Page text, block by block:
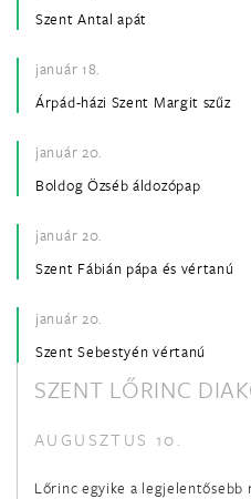
Szent Antal apát
január 18.
Árpád-házi Szent Margit szűz
január 20.
Boldog Özséb áldozópap
január 20.
Szent Fábián pápa és vértanú
január 20.
Szent Sebestyén vértanú
január 21.
Szent Ágnes szűz és vértanú
január 22.
SZENT LŐRINC
AUGUSZTUS 10.
Lőrinc egyike a